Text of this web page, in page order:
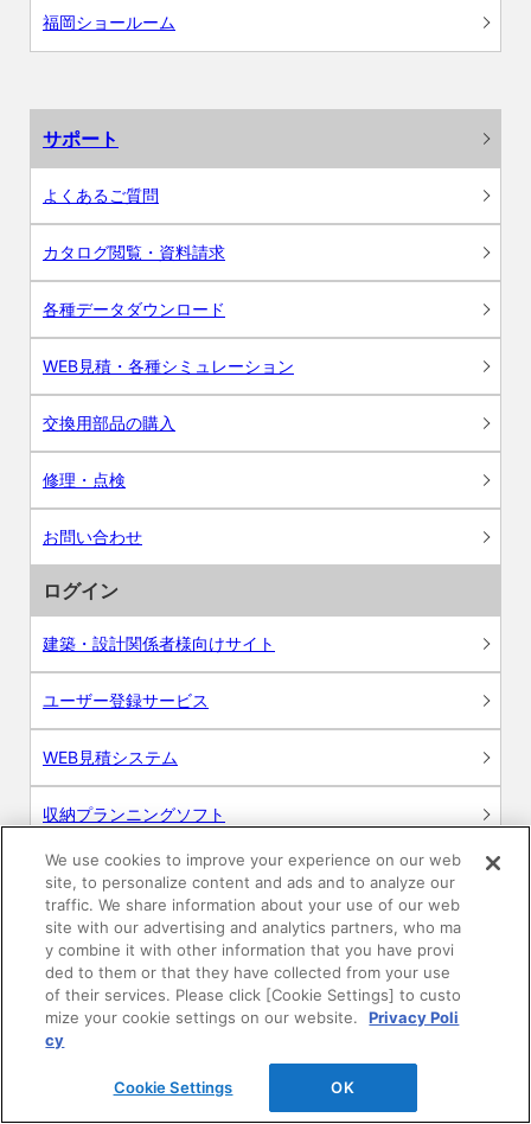
福岡ショールーム
サポート
よくあるご質問
カタログ閲覧・資料請求
各種データダウンロード
WEB見積・各種シミュレーション
交換用部品の購入
修理・点検
お問い合わせ
ログイン
建築・設計関係者様向けサイト
ユーザー登録サービス
WEB見積システム
収納プランニングソフト
画像
CAD
BIM用テクスチャー
図面（PDF）
We use cookies to improve your experience on our web
site, to personalize content and ads and to analyze our
traffic. We share information about your use of our web
site with our advertising and analytics partners, who ma
y combine it with other information that you have provi
ded to them or that they have collected from your use
of their services. Please click [Cookie Settings] to custo
mize your cookie settings on our website.
Privacy Poli
cy
Cookie Settings OK